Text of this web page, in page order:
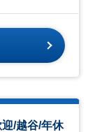
/越谷/年休